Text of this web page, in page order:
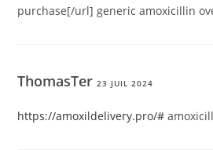
purchase[/url] generic amoxicillin
ThomasTer23 JUIL 2024
https://amoxildelivery.pro/#